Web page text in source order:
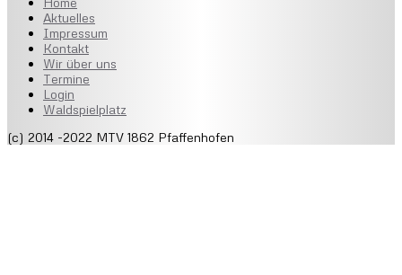
Aktuelles
Impressum
Kontakt
Wir über uns
Termine
Login
Waldspielplatz
(c) 2014 -2022 MTV 1862 Pfaffenhofen